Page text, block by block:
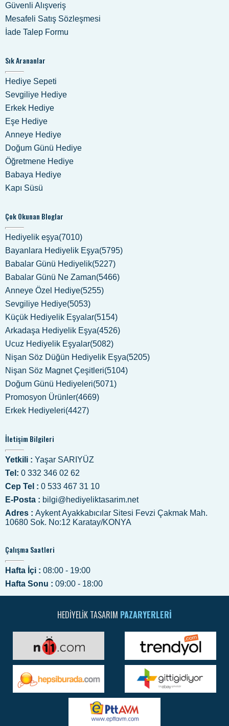
Güvenli Alışveriş
Mesafeli Satış Sözleşmesi
İade Talep Formu
Sık Arananlar
Hediye Sepeti
Sevgiliye Hediye
Erkek Hediye
Eşe Hediye
Anneye Hediye
Doğum Günü Hediye
Öğretmene Hediye
Babaya Hediye
Kapı Süsü
Çok Okunan Bloglar
Hediyelik eşya(7010)
Bayanlara Hediyelik Eşya(5795)
Babalar Günü Hediyelik(5227)
Babalar Günü Ne Zaman(5466)
Anneye Özel Hediye(5255)
Sevgiliye Hediye(5053)
Küçük Hediyelik Eşyalar(5154)
Arkadaşa Hediyelik Eşya(4526)
Ucuz Hediyelik Eşyalar(5082)
Nişan Söz Düğün Hediyelik Eşya(5205)
Nişan Söz Magnet Çeşitleri(5104)
Doğum Günü Hediyeleri(5071)
Promosyon Ürünler(4669)
Erkek Hediyeleri(4427)
İletişim Bilgileri
Yetkili : Yaşar SARIYÜZ
Tel: 0 332 346 02 62
Cep Tel : 0 533 467 31 10
E-Posta : bilgi@hediyeliktasarim.net
Adres : Aykent Ayakkabıcılar Sitesi Fevzi Çakmak Mah.
10680 Sok. No:12 Karatay/KONYA
Çalışma Saatleri
Hafta İçi : 08:00 - 19:00
Hafta Sonu : 09:00 - 18:00
HEDIYELIK TASARIM PAZARYERLERI